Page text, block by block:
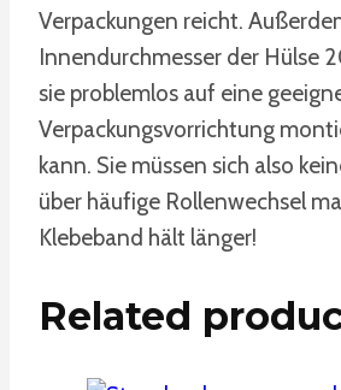
Verpackungen reicht.
Innendurchmesser der Hülse
sie problemlos auf eine
Verpackungsvorrichtung
kann. Sie müssen sich also
über häufige Rollenwechsel
Klebeband hält länger!
Related